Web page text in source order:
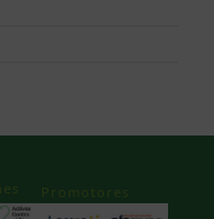
Promotores